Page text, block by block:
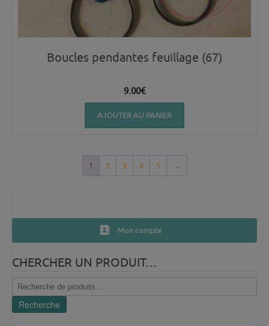
Boucles pendantes feuillage (67)
9.00€
AJOUTER AU PANIER
1 2 3 4 5 →
Mon compte
CHERCHER UN PRODUIT…
Recherche
pour :
Recherche